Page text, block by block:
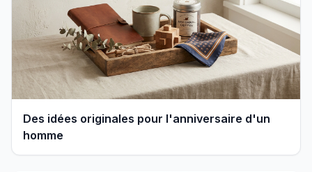
Des idées originales pour l'anniversaire d'un
homme